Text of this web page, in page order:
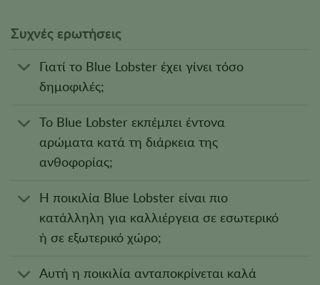
Συχνές ερωτήσεις
Γιατί το Blue Lobster έχει γίνει τόσο
δημοφιλές;
Το Blue Lobster εκπέμπει έντονα
αρώματα κατά τη διάρκεια της
ανθοφορίας;
Η ποικιλία Blue Lobster είναι πιο
κατάλληλη για καλλιέργεια σε εσωτερικό
ή σε εξωτερικό χώρο;
Αυτή η ποικιλία ανταποκρίνεται καλά